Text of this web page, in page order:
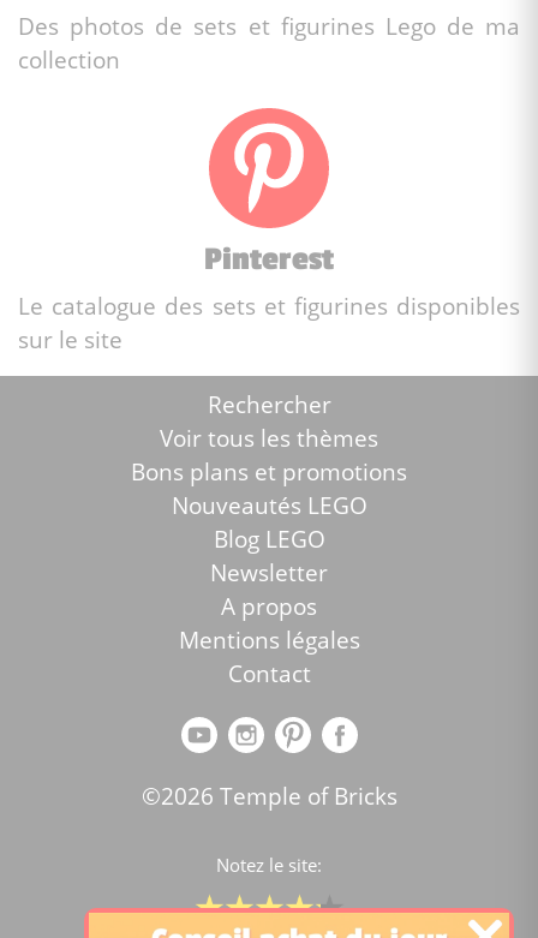
Des photos de sets et figurines Lego de ma
collection
Pinterest
Le catalogue des sets et figurines disponibles
sur le site
Rechercher
Voir tous les thèmes
Bons plans et promotions
Nouveautés LEGO
Blog LEGO
Newsletter
A propos
Mentions légales
Contact
©2026 Temple of Bricks
Notez le site: